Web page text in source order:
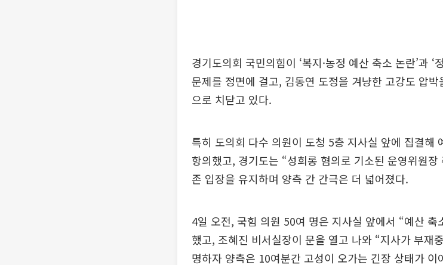
경기도의회 국민의힘이 ‘복지·농정 예산 축소 논란’과
문제를 정면에 걸고, 김동연 도정을 겨냥한 고강도 압
으로 치닫고 있다.
특히 도의회 다수 의원이 도청 5층 지사실 앞에 집결해
항의했고, 경기도는 “성희롱 혐의로 기소된 운영위원
존 입장을 유지하며 양측 간 간극은 더 넓어졌다.
4일 오전, 국힘 의원 50여 명은 지사실 앞에서 “예산
했고, 조혜진 비서실장이 문을 열고 나와 “지사가 부재
명하자 양측은 10여분간 고성이 오가는 긴장 상태가